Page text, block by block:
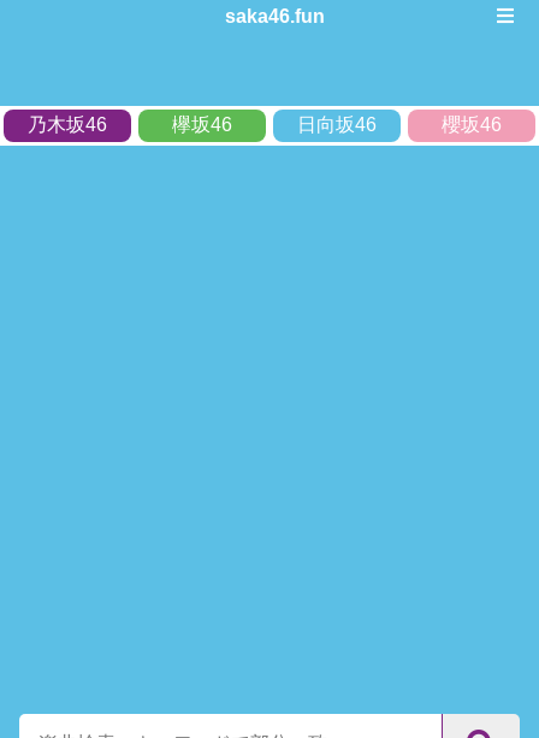
saka46.fun
乃木坂46 欅坂46 日向坂46 櫻坂46